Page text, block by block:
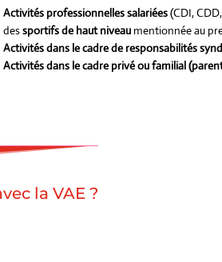
Activités professionnelles salariées(CDI,
dessportifs de haut niveau mentionnée au
Activités dans le cadre de responsabilités
Activités dans le cadre privé ou familial
la VAE ?